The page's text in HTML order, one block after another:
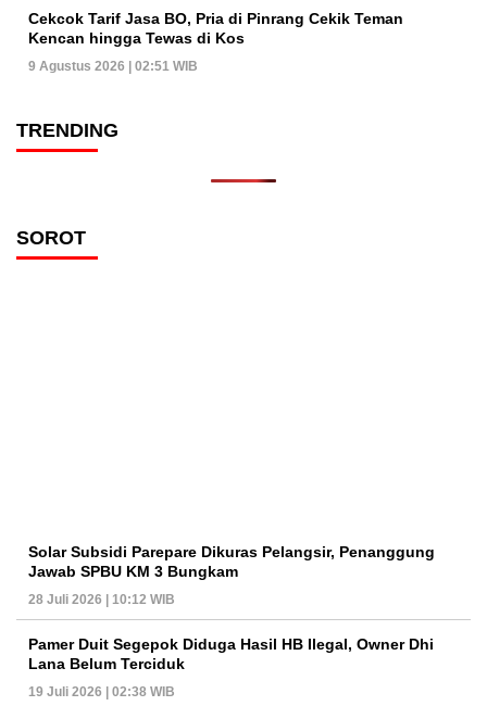
Cekcok Tarif Jasa BO, Pria di Pinrang Cekik Teman
Kencan hingga Tewas di Kos
9 Agustus 2026 | 02:51 WIB
TRENDING
SOROT
Solar Subsidi Parepare Dikuras Pelangsir, Penanggung
Jawab SPBU KM 3 Bungkam
28 Juli 2026 | 10:12 WIB
Pamer Duit Segepok Diduga Hasil HB Ilegal, Owner Dhi
Lana Belum Terciduk
19 Juli 2026 | 02:38 WIB